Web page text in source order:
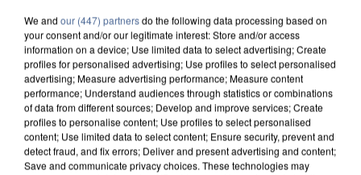
7h56
Une touriste de l’Oise emportée par une coulée de
boue en Haute-Savoie
We and our (447) partnersdo the following data processing based on
your consent and/or our legitimate interest: Store and/or access
information on a device; Use limited data to select advertising; Create
profiles for personalised advertising; Use profiles to select personalised
advertising; Measure advertising performance; Measure content
performance; Understand audiences through statistics or combinations
of data from different sources; Develop and improve services; Create
profiles to personalise content; Use profiles to select personalised
content; Use limited data to select content; Ensure security, prevent and
detect fraud, and fix errors; Deliver and present advertising and content;
Save and communicate privacy choices. These technologies may